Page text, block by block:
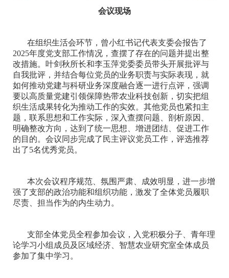
会议现场
在组织生活会环节，曾小红书记代表支委会报告了
2025年度党支部工作情况，查摆了存在的问题并提出整
改措施。叶剑秋所长和李玉萍党委委员带头开展批评与
自我批评，并结合每位党员的业务职责与实际表现，就
如何推动党建与科研业务深度融合逐一进行点评，强调
要以高质量党建引领保障热带农业科技创新，切实把组
织生活成果转化为推动工作的实效。其他党员也紧扣主
题，联系思想和工作实际，深入查摆问题、剖析原因、
明确整改方向，达到了统一思想、增进团结、促进工作
的目的。会议同步完成了民主评议党员工作，评选推荐
出了5名优秀党员。
本次会议程序规范、氛围严肃、成效明显，进一步增
强了支部的政治功能和组织功能，激发了全体党员履职
尽责、担当作为的内生动力。
支部全体党员全程参加会议，入党积极分子、青年理
论学习小组成员及区域经济、智慧农业研究室全体成员
参加了集中学习。